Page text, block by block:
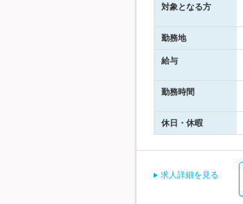
対象となる方
勤務地
給与
勤務時間
休日・休暇
求人詳細を見る